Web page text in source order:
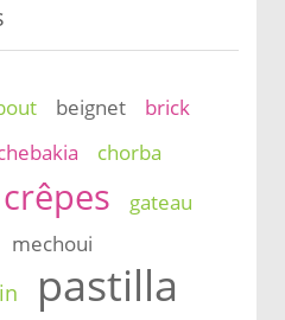
beignet brick
chorba
crêpes
gateau
mechoui
pastilla